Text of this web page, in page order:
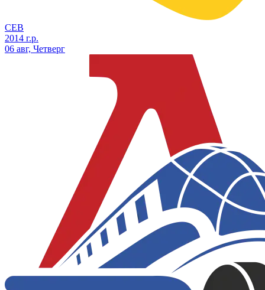
СЕВ
2014 г.р.
06 авг, Четверг